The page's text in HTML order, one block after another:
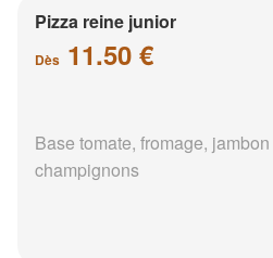
Pizza reine junior
Dès 11.50 €
Base tomate, fromage,
champignons